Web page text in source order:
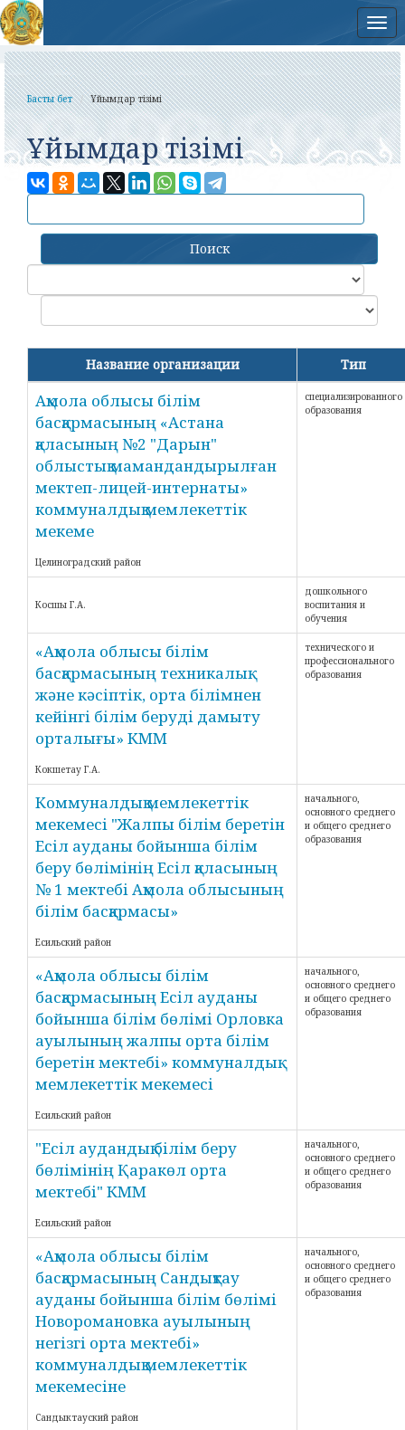
Басты бет Ұйымдар тізімі
Ұйымдар тізімі
Поиск
Название организации Тип
Ақмола облысы білім
басқармасының «Астана
қаласының №2 "Дарын"
облыстық мамандандырылған
мектеп-лицей-интернаты»
коммуналдық мемлекеттік
мекеме
Целиноградский район
специализированного
образования
Косшы Г.А.
дошкольного
воспитания и
обучения
«Ақмола облысы білім
басқармасының техникалық
және кәсіптік, орта білімнен
кейінгі білім беруді дамыту
орталығы» КММ
Кокшетау Г.А.
технического и
профессионального
образования
Коммуналдық мемлекеттік
мекемесі "Жалпы білім беретін
Есіл ауданы бойынша білім
беру бөлімінің Есіл қаласының
№ 1 мектебі Ақмола облысының
білім басқармасы»
Есильский район
начального,
основного среднего
и общего среднего
образования
«Ақмола облысы білім
басқармасының Есіл ауданы
бойынша білім бөлімі Орловка
ауылының жалпы орта білім
беретін мектебі» коммуналдық
мемлекеттік мекемесі
Есильский район
начального,
основного среднего
и общего среднего
образования
"Есіл аудандық білім беру
бөлімінің Қаракөл орта
мектебі" КММ
Есильский район
начального,
основного среднего
и общего среднего
образования
«Ақмола облысы білім
басқармасының Сандықтау
ауданы бойынша білім бөлімі
Новоромановка ауылының
негізгі орта мектебі»
коммуналдық мемлекеттік
мекемесіне
Сандыктауский район
начального,
основного среднего
и общего среднего
образования